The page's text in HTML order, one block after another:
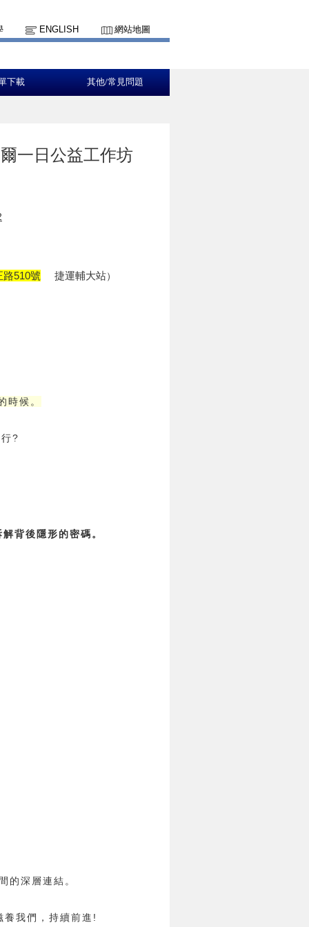
ENGLISH 網站地圖
下載 其他/常見問題
一日公益工作坊
510號 捷運輔大站）
時候。
?
背後隱形的密碼。
的深層連結。
養我們，持續前進!